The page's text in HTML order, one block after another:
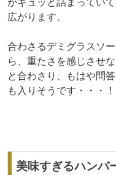
広がります。
合わさるデミグラスソ
ら、重たさを感じさせ
と合わさり、もはや問
も入りそうです・・・！
美味すぎるハンバ